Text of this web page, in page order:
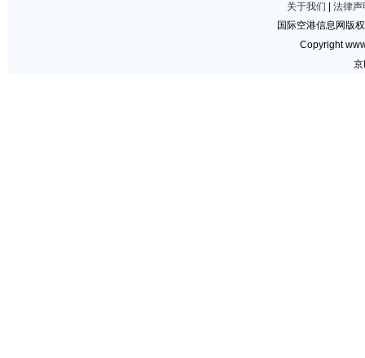
关于我们
法律声
国际空港信息网版
Copyright